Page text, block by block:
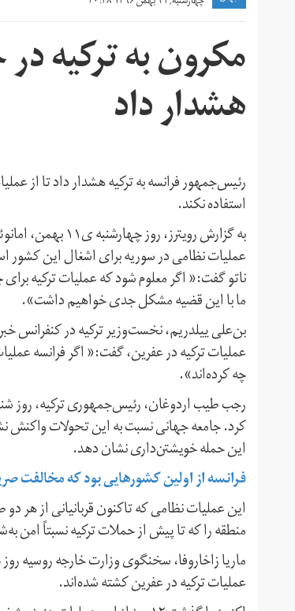
مکرون به ترکیه
هشدار داد
رئیس‌جمهور فرانسه به ترکیه هشدار داد تا از
استفاده نکند.
به گزارش
عملیات نظامی در سوریه برای اشغال این کشور
ناتو گفت:« اگر معلوم شود که عملیات ترکیه
ما با این قضیه مشکل جدی خواهیم داشت».
بن‌علی ییلدریم، نخست‌وزیر ترکیه در
عملیات ترکیه در عفرین، گفت:« اگر فرانسه
چه کرده‌اند».
کرد. جامعه جهانی نسبت به این تحولات واکنش
این حمله خویشتن‌داری نشان دهد.
فرانسه از اولین کشورهایی بود که مخالفت
این عملیات نظامی که تاکنون قربانیانی از هر
منطقه را که تا پیش از حملات ترکیه نسبتاً امن
ماریا زاخاروفا، سخنگوی وزارت خارجه روسیه
عملیات ترکیه در عفرین کشته شده‌اند.